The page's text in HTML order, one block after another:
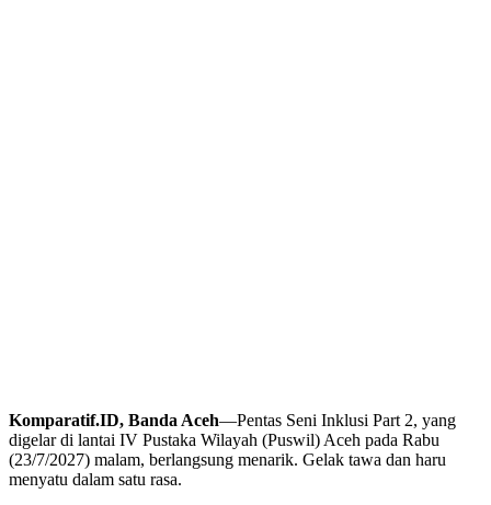
Komparatif.ID, Banda Aceh—Pentas Seni Inklusi Part 2, yang
digelar di lantai IV Pustaka Wilayah (Puswil) Aceh pada Rabu
(23/7/2027) malam, berlangsung menarik. Gelak tawa dan haru
menyatu dalam satu rasa.